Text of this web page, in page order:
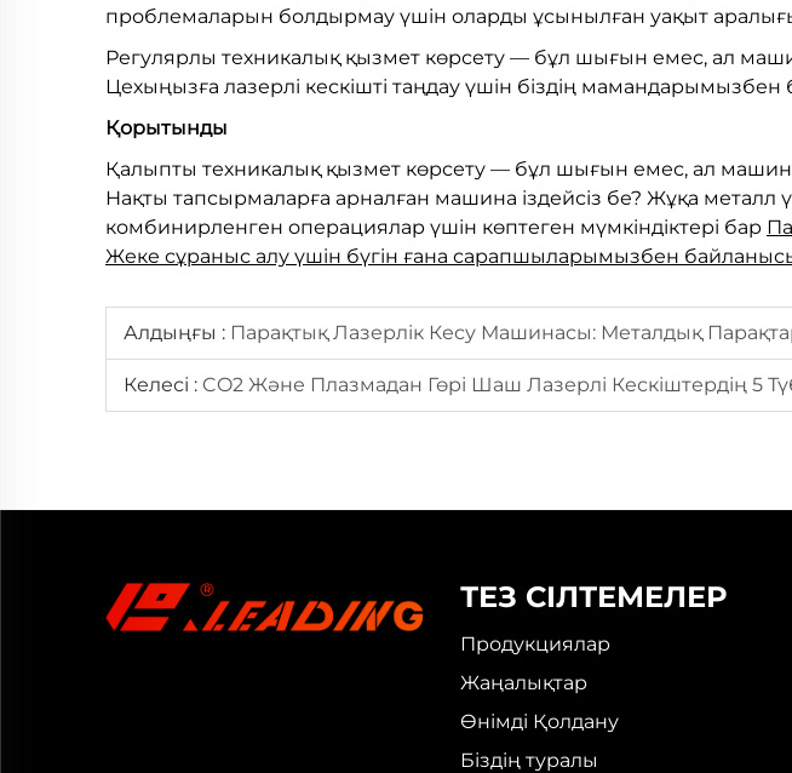
проблемаларын болдырмау үшін оларды ұсынылған уақыт
Регулярлы техникалық қызмет көрсету — бұл шығын емес, ал
Цехыңызға лазерлі кескішті таңдау үшін біздің
Қорытынды
Қалыпты техникалық қызмет көрсету — бұл шығын емес, ал
Нақты тапсырмаларға арналған машина іздейсіз бе? Жұқа металл
комбинирленген операциялар үшін көптеген мүмкіндіктері бар
Жеке сұраныс алу үшін бүгін ғана сарапшыларымызбен
Алдыңғы : Парақтық Лазерлік Кесу Машинасы: Металдық
Келесі : CO2 Және Плазмадан Гөрі Шаш Лазерлі Кескіштердің 5
ТЕЗ СІЛТЕМЕЛЕР
Продукциялар
Жаңалықтар
Өнімді Қолдану
Біздің туралы